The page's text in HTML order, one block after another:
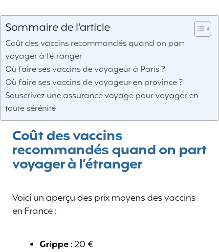
Sommaire de l'article
Coût des vaccins recommandés quand on part
voyager à l’étranger
Où faire ses vaccins de voyageur à Paris ?
Où faire ses vaccins de voyageur en province ?
Souscrivez une assurance voyage pour voyager en
toute sérénité
Coût des vaccins
recommandés quand on part
voyager à l’étranger
Voici un aperçu des prix moyens des vaccins
en France :
Grippe: 20 €